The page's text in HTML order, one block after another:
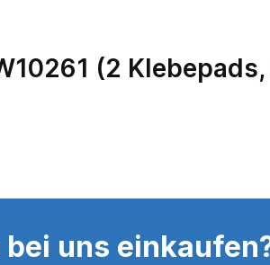
(2
bei uns